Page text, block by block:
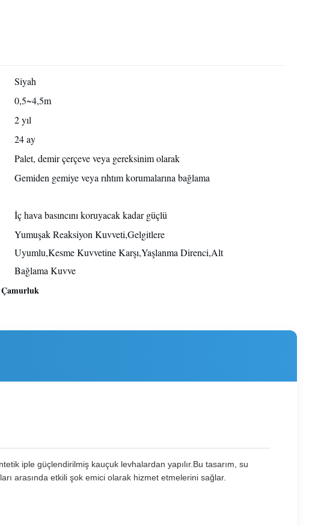
Siyah
0,5~4,5m
2 yıl
24 ay
Palet, demir çerçeve veya gereksinim olarak
Gemiden gemiye veya rıhtım korumalarına bağlama
İç hava basıncını koruyacak kadar güçlü
Yumuşak Reaksiyon Kuvveti,Gelgitlere
Uyumlu,Kesme Kuvvetine Karşı,Yaşlanma Direnci,Alt
Bağlama Kuvve
Çamurluk
iple güçlendirilmiş kauçuk levhalardan yapılır.Bu tasarım, su
arasında etkili şok emici olarak hizmet etmelerini sağlar.